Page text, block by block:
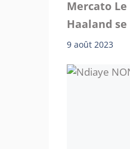
Mercato Le
Haaland
9 août 2023